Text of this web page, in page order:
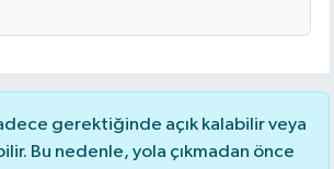
gerektiğinde açık kalabilir veya
Bu nedenle, yola çıkmadan önce